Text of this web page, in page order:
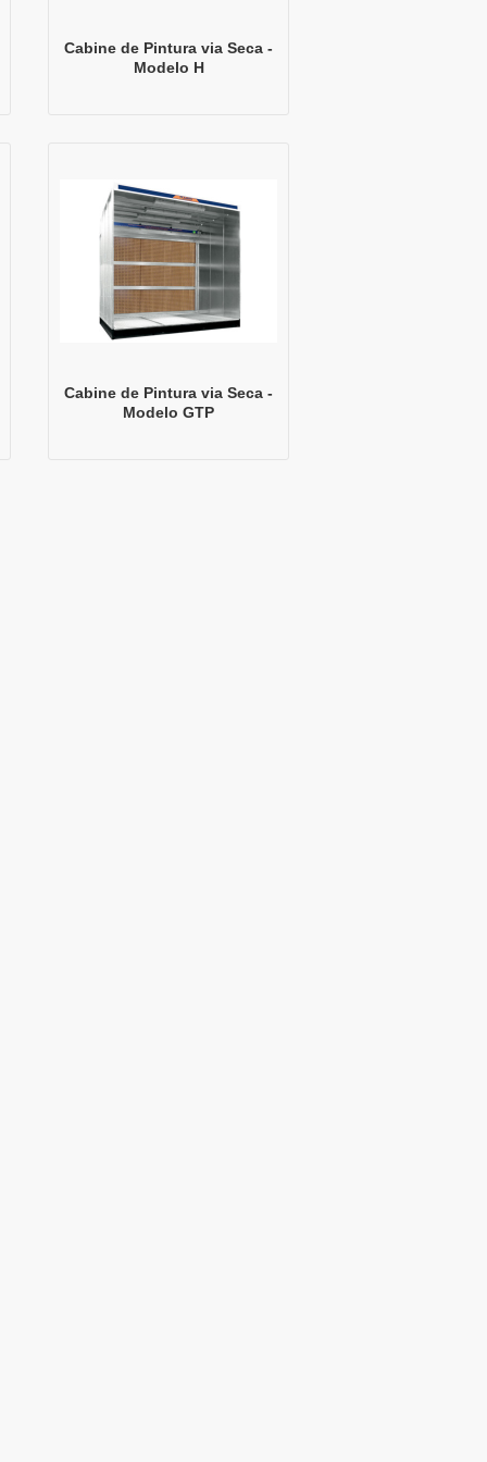
Cabine de Pintura via Seca -
Modelo H
Cabine de Pintura via Seca -
Modelo GTP